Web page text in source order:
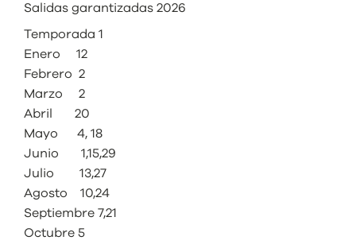
Salidas garantizadas 2026
Temporada 1
Enero 12
Febrero 2
Marzo 2
Abril 20
Mayo 4, 18
Junio 1,15,29
Julio 13,27
Agosto 10,24
Septiembre 7,21
Octubre 5